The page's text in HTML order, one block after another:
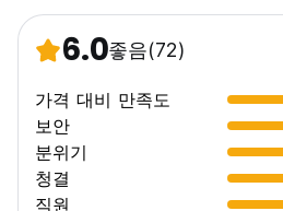
6.0좋음(72)
가격 대비 만족도
보안
분위기
청결
직원